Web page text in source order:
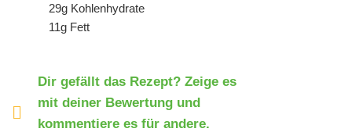
29g Kohlenhydrate
11g Fett
Dir gefällt das Rezept? Zeige es
mit deiner Bewertung und
kommentiere es für andere.